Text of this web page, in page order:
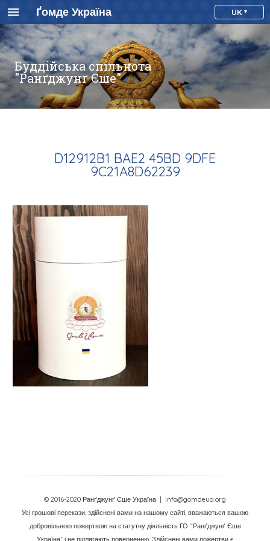
Ґомде Україна UK
Буддійська спільнота
"Ранґджунґ Єше"
D12912B1 BAE2 45BD 9DFE
9C21A8D62239
© 2016-2020 Ранґджунґ Єше Україна
| info@gomdeua.org
Усі грошові перекази, здійснені вами на нашому сайті, вважаються вашою
добровільною пожертвою на статутну діяльність ГО “Ранґджунґ Єше
Україна” і не підлягають поверненню. Здійснені вами пожертви є